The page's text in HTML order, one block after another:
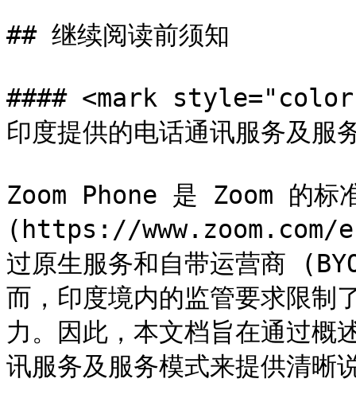
## 继续阅读前须知
#### <mark style="color:
印度提供的电话通讯服务及服
Zoom Phone 是 Zoom 的标
(https://
过原生服务和自带运营商
而，印度境内的监管要求限
力。因此，本文档旨在通过
讯服务及服务模式来提供清晰